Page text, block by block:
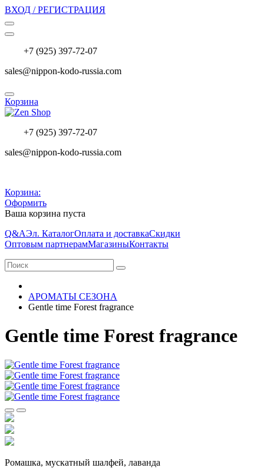
ВХОД / РЕГИСТРАЦИЯ
+7 (925) 397-72-07
sales@nippon-kodo-russia.com
Корзина
+7 (925) 397-72-07
sales@nippon-kodo-russia.com
Корзина:
Оформить
Ваша корзина пуста
Q&AЭл. КаталогОплата и доставкаСкидки
Оптовым партнерамМагазиныКонтакты
АРОМАТЫ СЕЗОНА
Gentle time Forest fragrance
Gentle time Forest fragrance
Ромашка, мускатный шалфей, лаванда